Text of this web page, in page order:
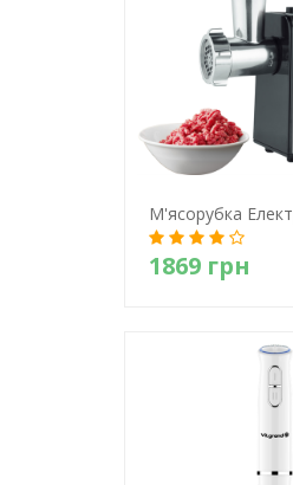
М'ясорубка
1869 грн